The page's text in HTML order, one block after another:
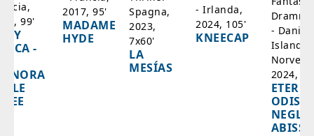
99'
-
2017, 95'
MADAME
HYDE
Spagna,
2023,
7x60'
LA
MESÍAS
- Irlanda,
2024, 105'
KNEECAP
-
Islanda,
2024,
NEGLI
ABISSI